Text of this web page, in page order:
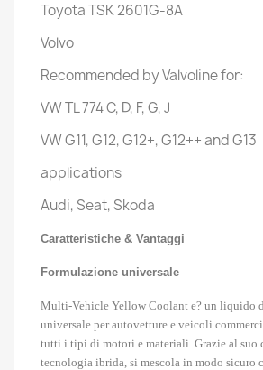
Toyota TSK 2601G-8A
Volvo
Recommended by Valvoline for:
VW TL 774 C, D, F, G, J
VW G11, G12, G12+, G12++ and G13
applications
Audi, Seat, Skoda
Caratteristiche & Vantaggi
Formulazione universale
Multi-Vehicle Yellow Coolant e? un liquido
universale per autovetture e veicoli
tutti i tipi di motori e materiali. Grazie al suo
tecnologia ibrida, si mescola in modo sicuro